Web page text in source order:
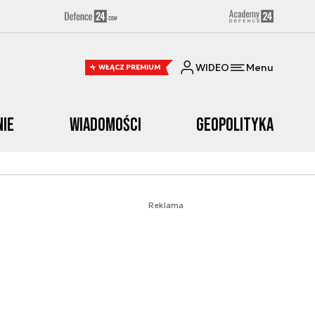
WŁĄCZ PREMIUM WIDEO Menu
Wiadomości Geopolityka
Reklama